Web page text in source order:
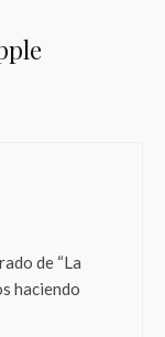
de “La
haciendo